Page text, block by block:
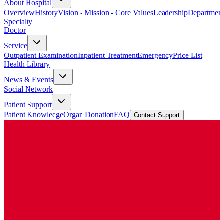
About Hospital
OverviewHistoryVision - Mission - Core ValuesLeadership
Specialty
Doctor
Service
Outpatient ExaminationInpatient TreatmentEmergencyPrice List
Health Library
News & Events
Social Network
Patient Support
Patient KnowledgeOrgan DonationFAQ Contact Support